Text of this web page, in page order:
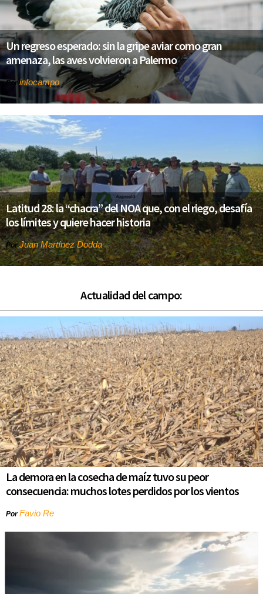
Un regreso esperado: sin la gripe aviar como gran
amenaza, las aves volvieron a Palermo
Por infocampo
Latitud 28: la “chacra” del NOA que, con el riego, desafía
los límites y quiere hacer historia
PorJuan Martínez Dodda
Actualidad del campo:
La demora en la cosecha de maíz tuvo su peor
consecuencia: muchos lotes perdidos por los vientos
PorFavio Re